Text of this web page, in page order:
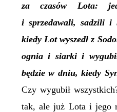
za czasów Lota:
i sprzedawali, sadzili i
kiedy Lot wyszedł z
ognia i siarki i
będzie w dniu, kiedy
Czy wygubił
tak, ale już Lota i jego